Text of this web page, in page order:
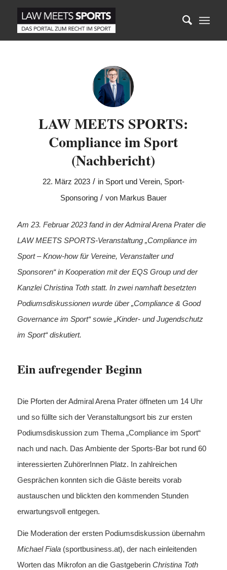
LAW MEETS SPORTS:
Compliance im Sport
(Nachbericht)
22. März 2023 / in Sport und Verein, Sport-
Sponsoring / von Markus Bauer
Am 23. Februar 2023 fand in der Admiral Arena Prater die
LAW MEETS SPORTS-Veranstaltung „Compliance im
Sport – Know-how für Vereine, Veranstalter und
Sponsoren“ in Kooperation mit der EQS Group und der
Kanzlei Christina Toth statt. In zwei namhaft besetzten
Podiumsdiskussionen wurde über „Compliance & Good
Governance im Sport“ sowie „Kinder- und Jugendschutz
im Sport“ diskutiert.
Ein aufregender Beginn
Die Pforten der Admiral Arena Prater öffneten um 14 Uhr
und so füllte sich der Veranstaltungsort bis zur ersten
Podiumsdiskussion zum Thema „Compliance im Sport“
nach und nach. Das Ambiente der Sports-Bar bot rund 60
interessierten ZuhörerInnen Platz. In zahlreichen
Gesprächen konnten sich die Gäste bereits vorab
austauschen und blickten den kommenden Stunden
erwartungsvoll entgegen.
Die Moderation der ersten Podiumsdiskussion übernahm
Michael Fiala(sportbusiness.at), der nach einleitenden
Worten das Mikrofon an die Gastgeberin Christina Toth